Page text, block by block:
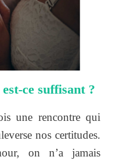
ce suffisant ?
une rencontre qui
nos certitudes.
on n’a jamais